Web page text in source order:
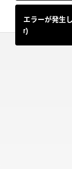
エラーが発生
r)